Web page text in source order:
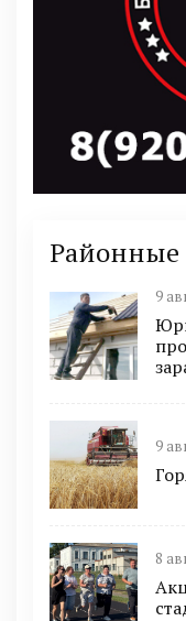
Районные
9
9
8